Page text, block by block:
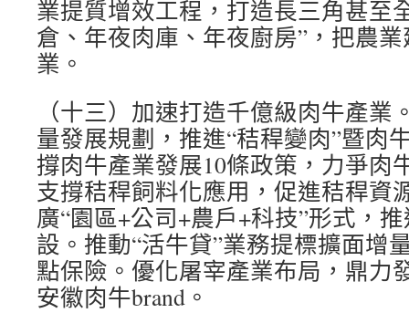
業提質增效工程，打造長三角甚至
倉、年夜肉庫、年夜廚房”，把農
業。
（十三）加速打造千億級肉牛產業
量發展規劃，推進“秸稈變肉”暨肉
撐肉牛產業發展10條政策，力爭肉
支撐秸稈飼料化應用，促進秸稈資
廣“園區+公司+農戶+科技”形式，
設。推動“活牛貸”業務提標擴面增
點保險。優化屠宰產業布局，鼎力
安徽肉牛brand。